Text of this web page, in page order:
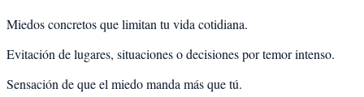
Miedos concretos que limitan tu vida cotidiana.
Evitación de lugares, situaciones o decisiones por temor intenso.
Sensación de que el miedo manda más que tú.